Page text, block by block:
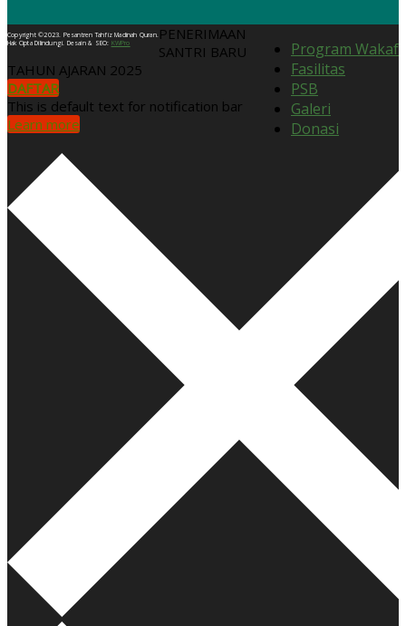
Program Wakaf
Fasilitas
PSB
Galeri
Donasi
Copyright ©2023. Pesantren Tahfiz Madinah Quran.
Hak Cipta Dilindungi. Desain & SEO: KWPro
PENERIMAAN
SANTRI BARU
TAHUN AJARAN 2025
DAFTAR
This is default text for notification bar
Learn more